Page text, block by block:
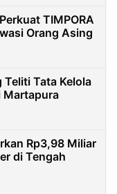
TIMPORA
Orang Asing
Teliti Tata Kelola
Martapura
Rp3,98 Miliar
di Tengah